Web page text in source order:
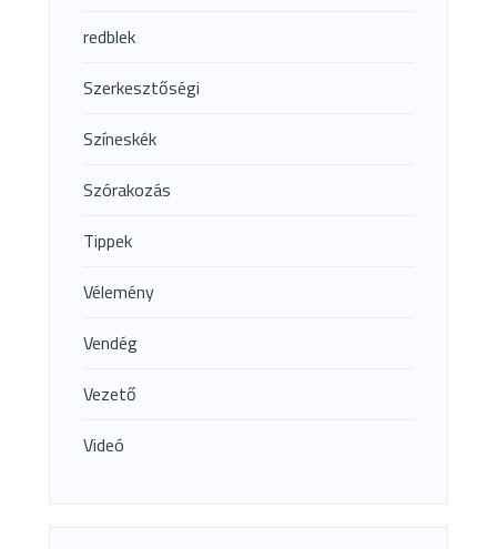
redblek
Szerkesztőségi
Színeskék
Szórakozás
Tippek
Vélemény
Vendég
Vezető
Videó